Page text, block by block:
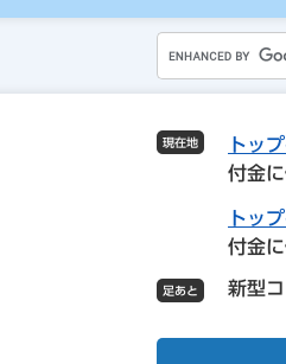
o
g
l
ム
現在地 トッ
付金
トッ
付金
新型